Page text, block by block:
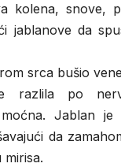
kolena, snove,
jablanove da
srca bušio
po
moćna. Jablan
da